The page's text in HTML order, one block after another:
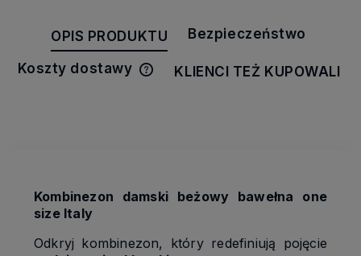
OPIS PRODUKTU Bezpieczeństwo
Koszty dostawy
Cena nie zawiera ewentualnych
KLIENCI TEŻ KUPOWALI
Kombinezon damski beżowy bawełna one
size Italy
Odkryj kombinezon, który redefiniują pojęcie